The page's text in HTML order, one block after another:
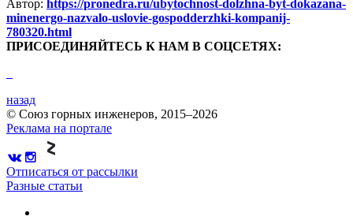
Автор: https://pronedra.ru/ubytochnost-dolzhna-byt-dokazana-
minenergo-nazvalo-uslovie-gospodderzhki-kompanij-
780320.html
ПРИСОЕДИНЯЙТЕСЬ К НАМ В СОЦСЕТЯХ:
назад
© Союз горных инженеров, 2015–2026
Реклама на портале
Отписаться от рассылки
Разные статьи